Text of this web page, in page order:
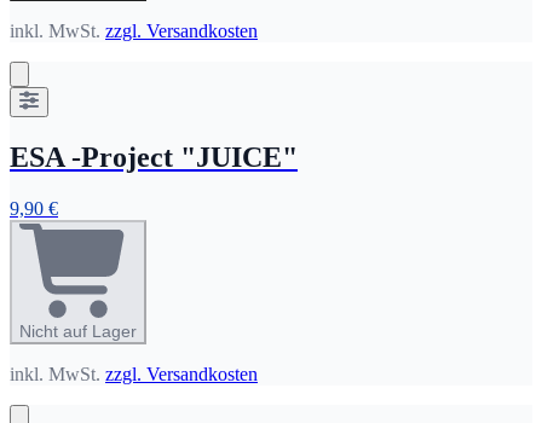
inkl. MwSt. zzgl. Versandkosten
ESA -Project "JUICE"
9,90 €
Nicht auf Lager
inkl. MwSt. zzgl. Versandkosten